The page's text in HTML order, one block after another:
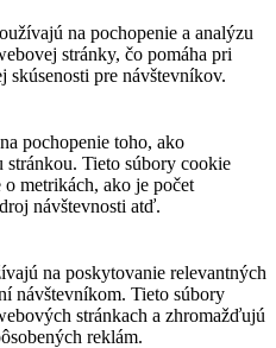
na pochopenie a analýzu
stránky, čo pomáha pri
pre návštevníkov.
pochopenie toho, ako
Tieto súbory cookie
metrikách, ako je počet
návštevnosti atď.
na poskytovanie relevantných
návštevníkom. Tieto súbory
stránkach a zhromažďujú
reklám.